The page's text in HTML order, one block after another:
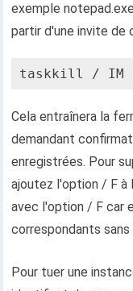
exemple
partir d'une invite de
taskkill / IM
Cela entraînera la
demandant
enregistrées. Pour
ajoutez l'option / F à
avec l'option / F car
correspondants
Pour tuer une